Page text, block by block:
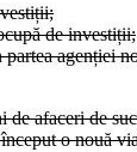
de investiții;
agenției
afaceri de
o nouă